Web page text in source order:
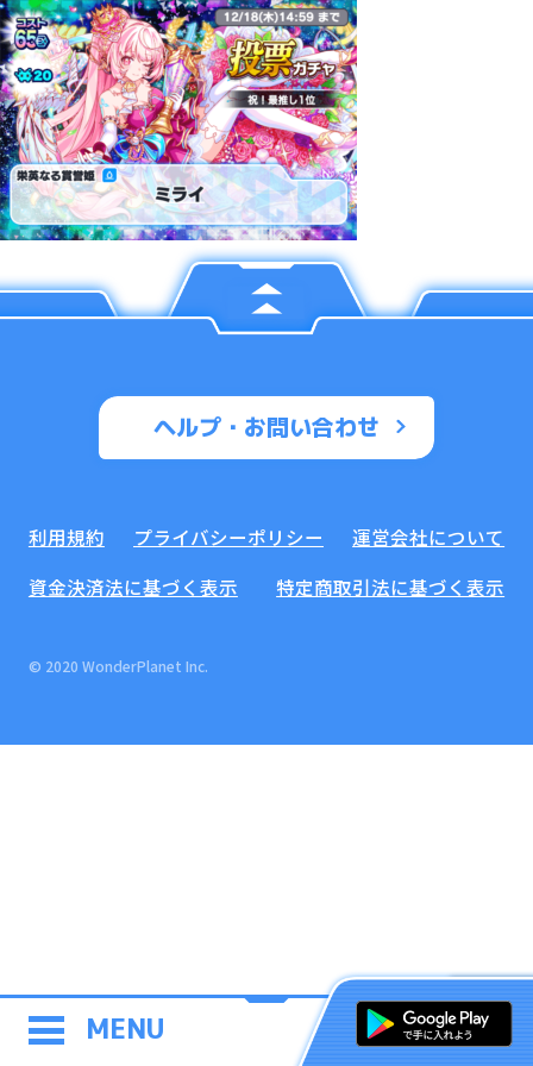
MENU
ヘルプ・お問い合わせ
利用規約 プライバシーポリシー
運営会社について
資金決済法に基づく表示
特定商取引法に基づく表示
© 2020 WonderPlanet Inc.